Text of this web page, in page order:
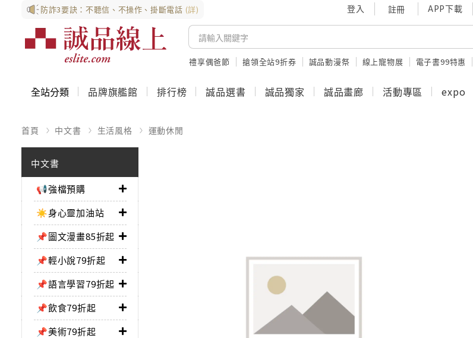
防詐3要訣：不聽信、不操作、掛斷電話 (詳) 登入 註冊 APP下載
禮享偶爸節 搶領全站9折券 誠品動漫祭 線上寵物展 電子書99特惠
全站分類 品牌旗艦館 排行榜 誠品選書 誠品獨家 誠品畫廊 活動專區 expo
首頁 中文書 生活風格 運動休閒
中文書
📢強檔預購
☀️身心靈加油站
📌圖文漫畫85折起
📌輕小說79折起
📌語言學習79折起
📌飲食79折起
📌美術79折起